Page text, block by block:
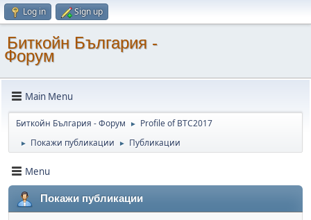
Log in Sign up
Биткойн България -
Форум
Main Menu
Биткойн България - Форум ► Profile of BTC2017
► Покажи публикации ► Публикации
Menu
Покажи публикации